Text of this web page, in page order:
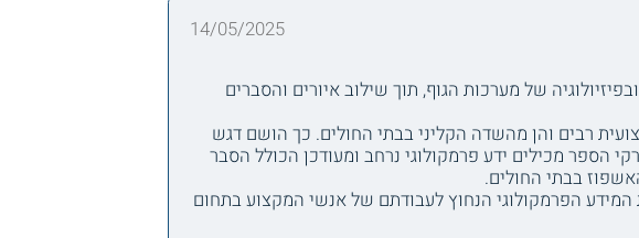
14/05/2025
באנטומיה ובפיזיולוגיה של מערכות הגוף, תוך שילוב איורים והסברים
רבים והן מהשדה הקליני בבתי החולים. כך הושם דגש
הספר מכילים ידע פרמקולוגי נרחב ומעודכן הכולל הסבר
בבתי החולים.
הפרמקולוגי הנחוץ לעבודתם של אנשי המקצוע בתחום